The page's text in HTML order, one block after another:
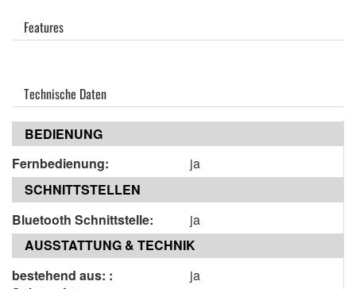
Features
Technische Daten
BEDIENUNG
Fernbedienung:
ja
SCHNITTSTELLEN
Bluetooth Schnittstelle:
ja
AUSSTATTUNG & TECHNIK
bestehend aus: :
ja